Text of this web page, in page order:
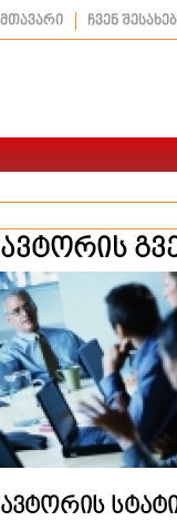
მთავარი ჩვენ შესახებ
ავტორის
ავტორის